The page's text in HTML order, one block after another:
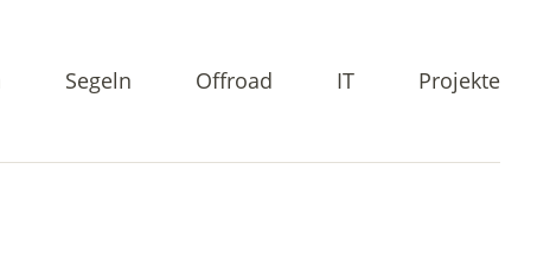
Segeln Offroad IT Projekte